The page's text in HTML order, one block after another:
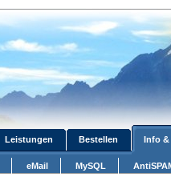
Leistungen Bestellen Info &
eMail MySQL